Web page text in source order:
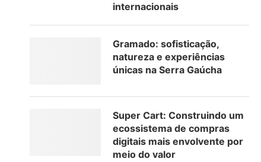
internacionais
Gramado: sofisticação,
natureza e experiências
únicas na Serra Gaúcha
Super Cart: Construindo um
ecossistema de compras
digitais mais envolvente por
meio do valor